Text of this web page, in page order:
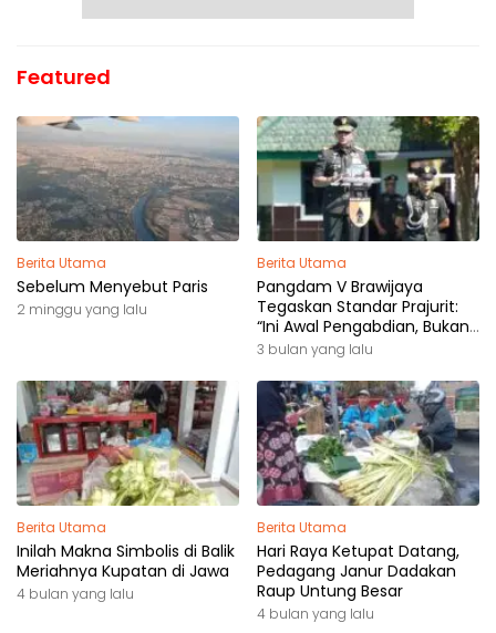
Featured
Berita Utama
Sebelum Menyebut Paris
2 minggu yang lalu
Berita Utama
Pangdam V Brawijaya
Tegaskan Standar Prajurit:
“Ini Awal Pengabdian, Bukan
Akhir Perjalanan”
3 bulan yang lalu
Berita Utama
Inilah Makna Simbolis di Balik
Meriahnya Kupatan di Jawa
4 bulan yang lalu
Berita Utama
Hari Raya Ketupat Datang,
Pedagang Janur Dadakan
Raup Untung Besar
4 bulan yang lalu